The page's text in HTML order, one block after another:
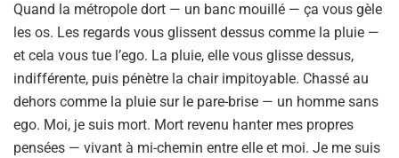
Quand la métropole dort — un banc mouillé — ça vous gèle
les os. Les regards vous glissent dessus comme la pluie —
et cela vous tue l’ego. La pluie, elle vous glisse dessus,
indifférente, puis pénètre la chair impitoyable. Chassé au
dehors comme la pluie sur le pare-brise — un homme sans
ego. Moi, je suis mort. Mort revenu hanter mes propres
pensées — vivant à mi-chemin entre elle et moi. Je me suis